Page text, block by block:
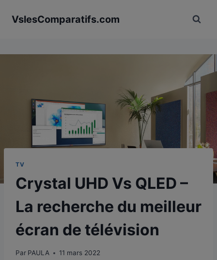
VslesComparatifs.com
TV
Crystal UHD Vs QLED –
La recherche du meilleur
écran de télévision
Par PAULA 11 mars 2022